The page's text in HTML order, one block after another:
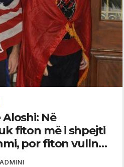
Në
fiton më i shpejti
por fiton vullneti
ADMINI